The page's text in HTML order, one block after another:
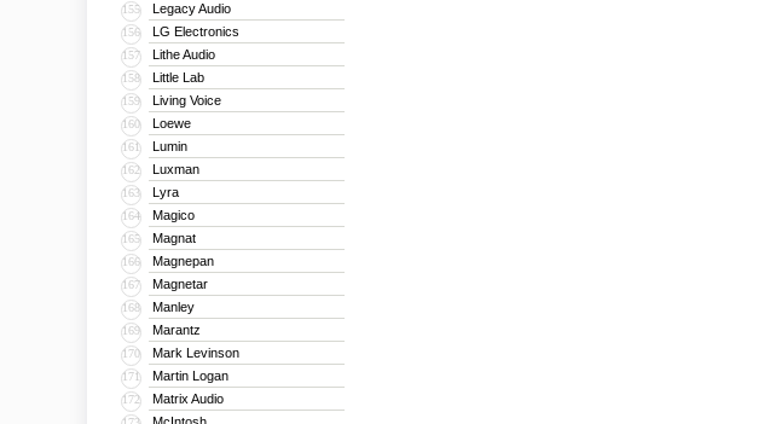
155 Legacy Audio
156 LG Electronics
157 Lithe Audio
158 Little Lab
159 Living Voice
160 Loewe
161 Lumin
162 Luxman
163 Lyra
164 Magico
165 Magnat
166 Magnepan
167 Magnetar
168 Manley
169 Marantz
170 Mark Levinson
171 Martin Logan
172 Matrix Audio